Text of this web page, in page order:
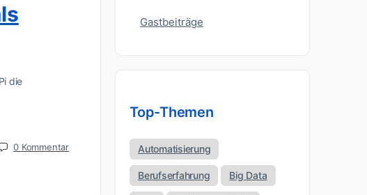
die
0 Kommentar
Gastbeiträge
Top-Themen
Automatisierung
Berufserfahrung Big Data